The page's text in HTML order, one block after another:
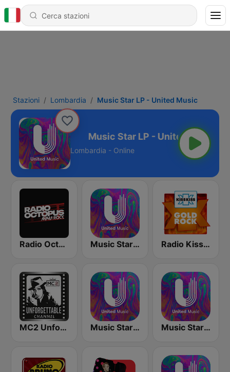
Stazioni Lombardia Music Star LP - United Music
Music
Lombardia - Online
Radio Octopus Music Star Guns n' Roses - United Music Radio Kiss Kiss Rock
MC2 Unforgettable Channel Music Star Coldplay - United Music Music Star Rolling Stones - United Music